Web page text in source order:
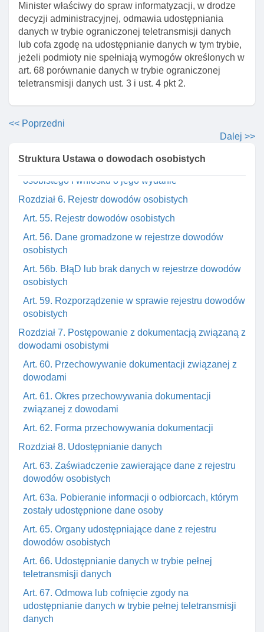
Minister właściwy do spraw informatyzacji, w drodze
decyzji administracyjnej, odmawia udostępniania
danych w trybie ograniczonej teletransmisji danych
lub cofa zgodę na udostępnianie danych w tym trybie,
jeżeli podmioty nie spełniają wymogów określonych w
art. 68 porównanie danych w trybie ograniczonej
teletransmisji danych ust. 3 i ust. 4 pkt 2.
<< Poprzedni
Dalej >>
Struktura Ustawa o dowodach osobistych
Art. 50. Unieważnienie dowodu osobistego
Art. 51. Właściwość organów w sprawach
unieważnienia dowodu osobistego
Art. 52. Stwierdzenie nieważnośCI dowodu
Art. 53. Wykaz zawieszonych I unieważnionych
osobistego I wniosku o jego wydanie
Rozdział 6. Rejestr dowodów osobistych
Art. 55. Rejestr dowodów osobistych
Art. 56. Dane gromadzone w rejestrze dowodów
osobistych
Art. 56b. BłąD lub brak danych w rejestrze dowodów
osobistych
Art. 59. Rozporządzenie w sprawie rejestru dowodów
osobistych
Rozdział 7. Postępowanie z dokumentacją związaną z
dowodami osobistymi
Art. 60. Przechowywanie dokumentacji związanej z
dowodami
Art. 61. Okres przechowywania dokumentacji
związanej z dowodami
Art. 62. Forma przechowywania dokumentacji
Rozdział 8. Udostępnianie danych
Art. 63. Zaświadczenie zawierające dane z rejestru
dowodów osobistych
Art. 63a. Pobieranie informacji o odbiorcach, którym
zostały udostępnione dane osoby
Art. 65. Organy udostępniające dane z rejestru
dowodów osobistych
Art. 66. Udostępnianie danych w trybie pełnej
teletransmisji danych
Art. 67. Odmowa lub cofnięcie zgody na
udostępnianie danych w trybie pełnej teletransmisji
danych